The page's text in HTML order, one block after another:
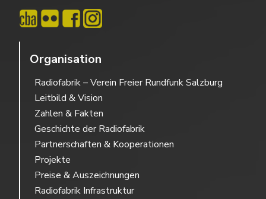
Organisation
Radiofabrik – Verein Freier Rundfunk Salzburg
Leitbild & Vision
Zahlen & Fakten
Geschichte der Radiofabrik
Partnerschaften & Kooperationen
Projekte
Preise & Auszeichnungen
Radiofabrik Infrastruktur